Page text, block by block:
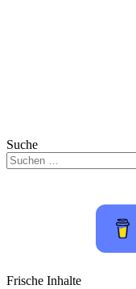
Suche
Suchen
nach:
Frische Inhalte